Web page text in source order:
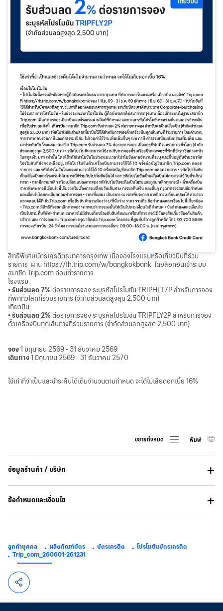
สิทธิพิเศษบัตรเครดิตธนาคารกรุงเทพ เมื่อจองโรงแรมหรือเที่ยวบินที่ร่วม
รายการ ผ่าน https://th.trip.com/w/bangkokbank โดยล็อกอินเข้าระบบ
สมาชิก Trip.com ก่อนทำรายการ
โรงแรม
• รับส่วนลด 7%ต่อรายการจอง ระบุรหัสโปรโมชัน TRIPHLT7P สำหรับการจอง
ที่พักทั่วโลกที่ร่วมรายการ (จำกัดส่วนลดสูงสุด 2,500 บาท)
เที่ยวบิน
• รับส่วนลด 2%ต่อรายการจอง ระบุรหัสโปรโมชัน TRIPFLY2P สำหรับการจอง
ตั๋วเครื่องบินทุกเส้นทางที่ร่วมรายการ (จำกัดส่วนลดสูงสุด 2,500 บาท)
จอง1 มิถุนายน 2569 - 31 ธันวาคม 2569
เดินทาง1 มิถุนายน 2569 - 31 ธันวาคม 2570
ใช้เท่าที่จำเป็นและชำระคืนได้เต็มจำนวนตามกำหนด จะได้ไม่เสียดอกเบี้ย 16%
ขยายทั้งหมด พิมพ์
ข้อมูลร้านค้า / บริษัท
ข้อกำหนดและเงื่อนไข
ลูกค้าบุคคล ผลิตภัณฑ์บัตร บัตรเครดิต
โปรโมชันบัตรเครดิต
Trip_com_260601-261231